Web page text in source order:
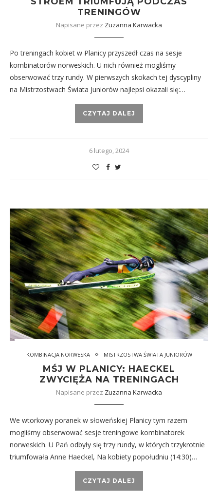
TRENINGÓW
Napisane przez Zuzanna Karwacka
Po treningach kobiet w Planicy przyszedł czas na sesje
kombinatorów norweskich. U nich również mogliśmy
obserwować trzy rundy. W pierwszych skokach tej dyscypliny
na Mistrzostwach Świata Juniorów najlepsi okazali się:…
CZYTAJ DALEJ
6 lutego, 2024
KOMBINACJA NORWESKA MISTRZOSTWA ŚWIATA JUNIORÓW
MŚJ W PLANICY: HAECKEL
ZWYCIĘŻA NA TRENINGACH
Napisane przez Zuzanna Karwacka
We wtorkowy poranek w słoweńskiej Planicy tym razem
mogliśmy obserwować sesje treningowe kombinatorek
norweskich. U Pań odbyły się trzy rundy, w których trzykrotnie
triumfowała Anne Haeckel, Na kobiety popołudniu (14:30)…
CZYTAJ DALEJ